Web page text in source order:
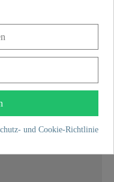
und Cookie-Richtlinie